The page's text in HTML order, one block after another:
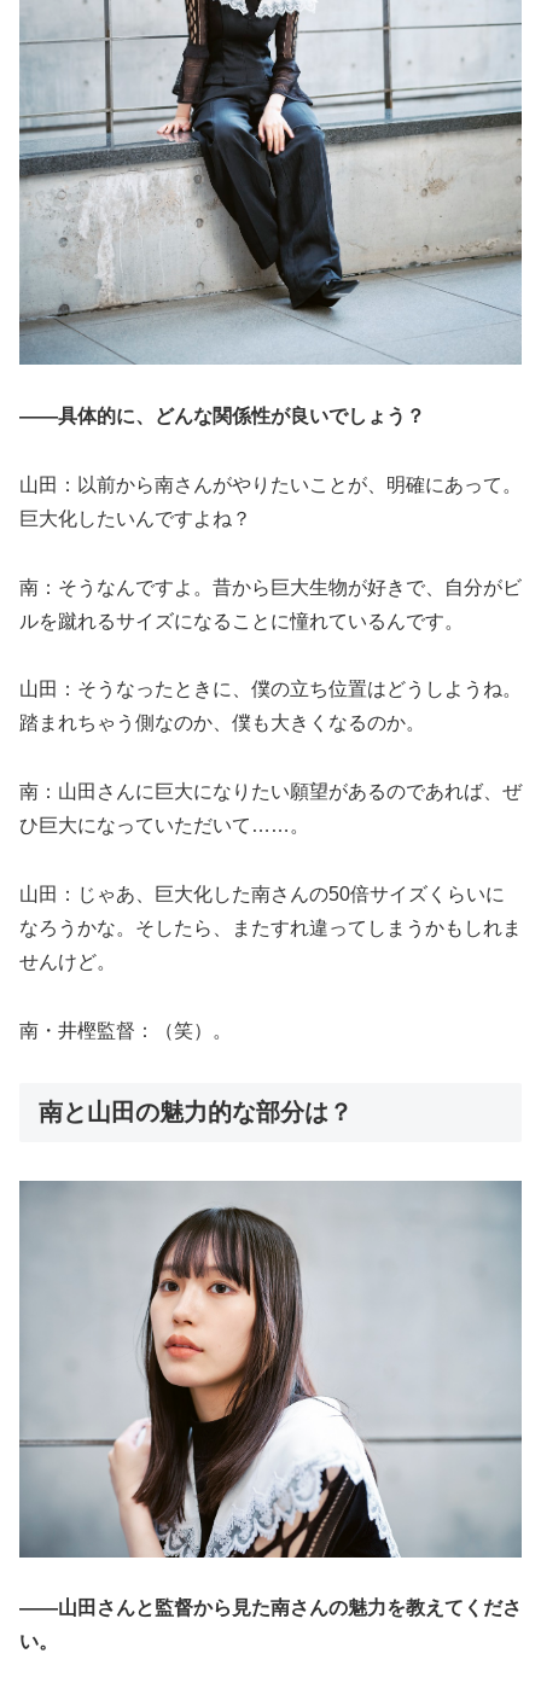
――具体的に、どんな関係性が良いでしょう？
山田：以前から南さんがやりたいことが、明確にあって。
巨大化したいんですよね？
南：そうなんですよ。昔から巨大生物が好きで、自分がビ
ルを蹴れるサイズになることに憧れているんです。
山田：そうなったときに、僕の立ち位置はどうしようね。
踏まれちゃう側なのか、僕も大きくなるのか。
南：山田さんに巨大になりたい願望があるのであれば、ぜ
ひ巨大になっていただいて……。
山田：じゃあ、巨大化した南さんの50倍サイズくらいに
なろうかな。そしたら、またすれ違ってしまうかもしれま
せんけど。
南・井樫監督：（笑）。
南と山田の魅力的な部分は？
――山田さんと監督から見た南さんの魅力を教えてくださ
い。